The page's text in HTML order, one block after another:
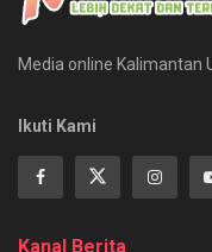
Media online Kalimantan
Ikuti Kami
Kanal Berita